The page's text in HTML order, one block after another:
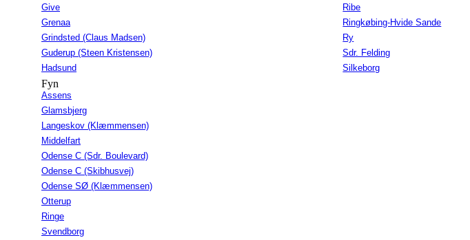
Give
Grenaa
Grindsted (Claus Madsen)
Guderup (Steen Kristensen)
Hadsund
Ribe
Ringkøbing-Hvide Sande
Ry
Sdr. Felding
Silkeborg
Fyn
Assens
Glamsbjerg
Langeskov (Klæmmensen)
Middelfart
Odense C (Sdr. Boulevard)
Odense C (Skibhusvej)
Odense SØ (Klæmmensen)
Otterup
Ringe
Svendborg